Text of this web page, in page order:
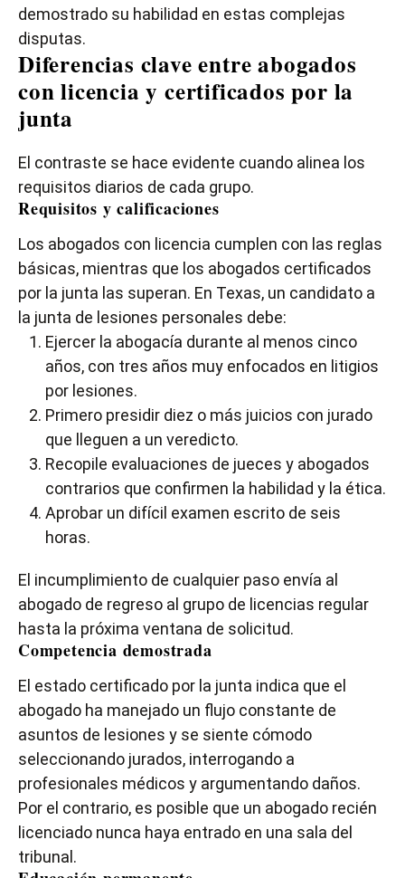
demostrado su habilidad en estas complejas
disputas.
Diferencias clave entre abogados
con licencia y certificados por la
junta
El contraste se hace evidente cuando alinea los
requisitos diarios de cada grupo.
Requisitos y calificaciones
Los abogados con licencia cumplen con las reglas
básicas, mientras que los abogados certificados
por la junta las superan. En Texas, un candidato a
la junta de lesiones personales debe:
Ejercer la abogacía durante al menos cinco
años, con tres años muy enfocados en litigios
por lesiones.
Primero presidir diez o más juicios con jurado
que lleguen a un veredicto.
Recopile evaluaciones de jueces y abogados
contrarios que confirmen la habilidad y la ética.
Aprobar un difícil examen escrito de seis
horas.
El incumplimiento de cualquier paso envía al
abogado de regreso al grupo de licencias regular
hasta la próxima ventana de solicitud.
Competencia demostrada
El estado certificado por la junta indica que el
abogado ha manejado un flujo constante de
asuntos de lesiones y se siente cómodo
seleccionando jurados, interrogando a
profesionales médicos y argumentando daños.
Por el contrario, es posible que un abogado recién
licenciado nunca haya entrado en una sala del
tribunal.